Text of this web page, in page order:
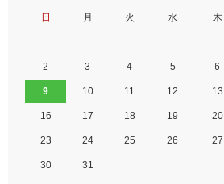
日 月 火 水 木
2 3 4 5 6
9 10 11 12 13
16 17 18 19 20
23 24 25 26 27
30 31